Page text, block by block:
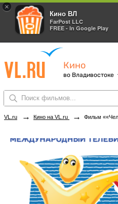
×
Кино ВЛ
FarPost LLC
FREE - In Google Play
Кино
во Владивостоке
VL.ru → Кино на VL.ru → Фильм ««Человек и море